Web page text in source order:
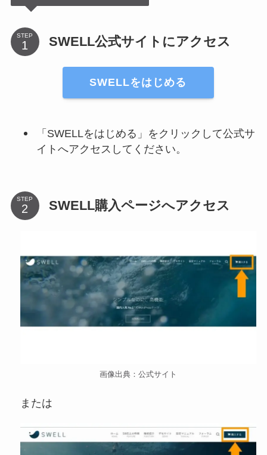
STEP SWELL公式サイトにアクセス
SWELLをはじめる
「SWELLをはじめる」をクリックして公式サ
イトへアクセスしてください。
STEP SWELL購入ページへアクセス
画像出典：公式サイト
または